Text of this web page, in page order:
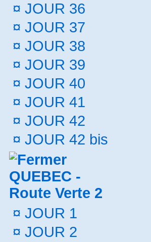
¤ JOUR 36
¤ JOUR 37
¤ JOUR 38
¤ JOUR 39
¤ JOUR 40
¤ JOUR 41
¤ JOUR 42
¤ JOUR 42 bis
QUEBEC -
Route Verte 2
¤ JOUR 1
¤ JOUR 2